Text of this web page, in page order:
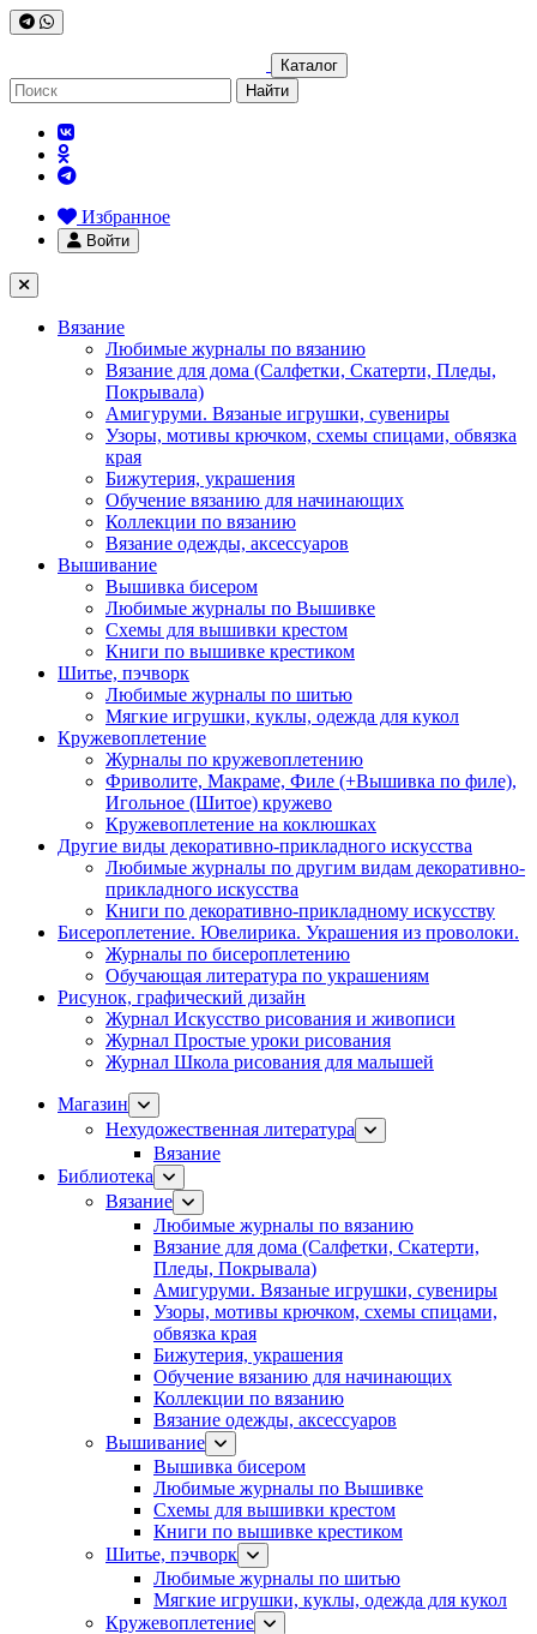
Каталог
Найти
Избранное
Войти
Вязание
Любимые журналы по вязанию
Вязание для дома (Салфетки, Скатерти, Пледы,
Покрывала)
Амигуруми. Вязаные игрушки, сувениры
Узоры, мотивы крючком, схемы спицами, обвязка
края
Бижутерия, украшения
Обучение вязанию для начинающих
Коллекции по вязанию
Вязание одежды, аксессуаров
Вышивание
Вышивка бисером
Любимые журналы по Вышивке
Схемы для вышивки крестом
Книги по вышивке крестиком
Шитье, пэчворк
Любимые журналы по шитью
Мягкие игрушки, куклы, одежда для кукол
Кружевоплетение
Журналы по кружевоплетению
Фриволите, Макраме, Филе (+Вышивка по филе),
Игольное (Шитое) кружево
Кружевоплетение на коклюшках
Другие виды декоративно-прикладного искусства
Любимые журналы по другим видам декоративно-
прикладного искусства
Книги по декоративно-прикладному искусству
Бисероплетение. Ювелирика. Украшения из проволоки.
Журналы по бисероплетению
Обучающая литература по украшениям
Рисунок, графический дизайн
Журнал Искусство рисования и живописи
Журнал Простые уроки рисования
Журнал Школа рисования для малышей
Магазин
Нехудожественная литература
Вязание
Библиотека
Вязание
Любимые журналы по вязанию
Вязание для дома (Салфетки, Скатерти,
Пледы, Покрывала)
Амигуруми. Вязаные игрушки, сувениры
Узоры, мотивы крючком, схемы спицами,
обвязка края
Бижутерия, украшения
Обучение вязанию для начинающих
Коллекции по вязанию
Вязание одежды, аксессуаров
Вышивание
Вышивка бисером
Любимые журналы по Вышивке
Схемы для вышивки крестом
Книги по вышивке крестиком
Шитье, пэчворк
Любимые журналы по шитью
Мягкие игрушки, куклы, одежда для кукол
Кружевоплетение